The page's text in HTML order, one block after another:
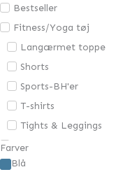
Bestseller
Fitness/Yoga tøj
Langærmet toppe
Shorts
Sports-BH'er
T-shirts
Tights & Leggings
Gavekort
Overdele
Farver
Blå